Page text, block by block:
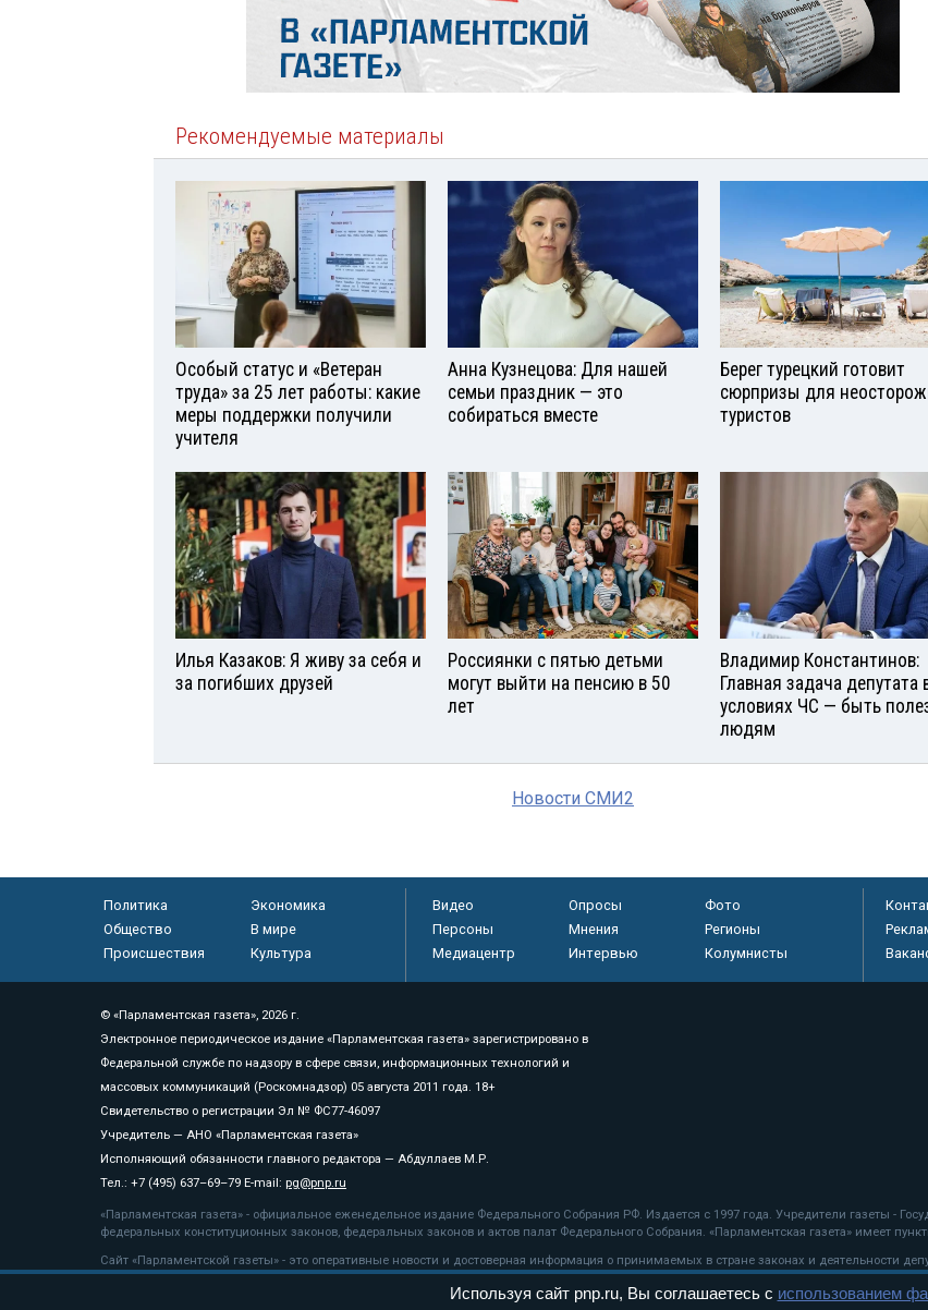
Рекомендуемые материалы
Особый статус и «Ветеран
труда» за 25 лет работы: какие
меры поддержки получили
учителя
Анна Кузнецова: Для нашей
семьи праздник — это
собираться вместе
Берег турецкий готовит
сюрпризы для
туристов
Илья Казаков: Я живу за себя и
за погибших друзей
Россиянки с пятью детьми
могут выйти на пенсию в 50
лет
Владимир Константинов:
Главная задача депутата
условиях ЧС — быть
людям
Новости СМИ2
Политика
Экономика
Общество
В мире
Происшествия
Культура
Видео Опросы
Фото
Персоны
Мнения
Регионы
Медиацентр
Интервью Колумнисты
© «Парламентская газета», 2026 г.
Электронное периодическое издание «Парламентская газета» зарегистрировано в
Федеральной службе по надзору в сфере связи, информационных технологий и
массовых коммуникаций (Роскомнадзор) 05 августа 2011 года. 18+
Свидетельство о регистрации Эл № ФС77-46097
Учредитель — АНО «Парламентская газета»
Исполняющий обязанности главного редактора — Абдуллаев М.Р.
Тел.: +7 (495) 637–69–79 E-mail: pg@pnp.ru
«Парламентская газета» - официальное еженедельное издание Федерального Собрания РФ. Издается с 1997 года. Учредители газеты -
федеральных конституционных законов, федеральных законов и актов палат Федерального Собрания. «Парламентская газета» имеет
Сайт «Парламентской газеты» - это оперативные новости и достоверная информация о принимаемых в стране законах и деятельности
«Парламентской газеты» активная ссылка на pnp.ru обязательна.
рекомендательные технологии
Используя сайт pnp.ru, Вы соглашаетесь с использованием